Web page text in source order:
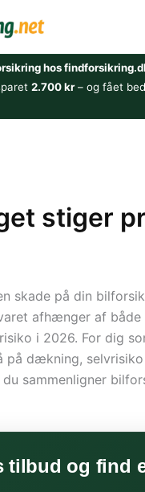
hos
2.700 kr– og fået
stiger
skade på din
afhænger af
i 2026. For dig
på dækning,
sammenligner
tilbud og find